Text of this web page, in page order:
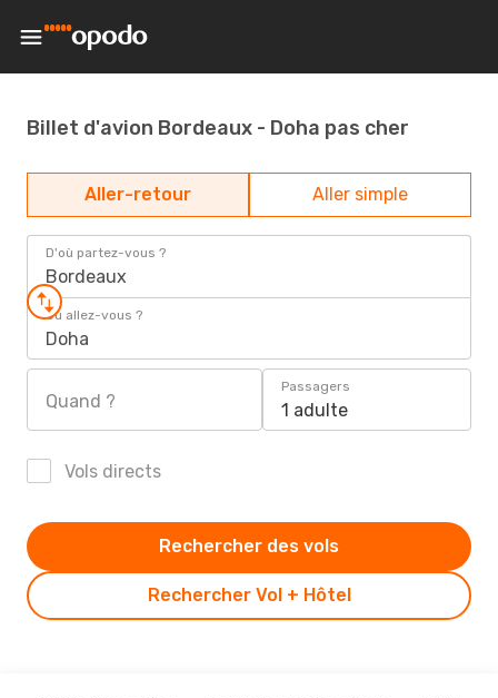
Billet d'avion Bordeaux - Doha pas cher
Aller-retour Aller simple
D'où partez-vous ?
Bordeaux
Où allez-vous ?
Doha
Quand ?
Passagers
1 adulte
Vols directs
Rechercher Vol + Hôtel
Rechercher des vols